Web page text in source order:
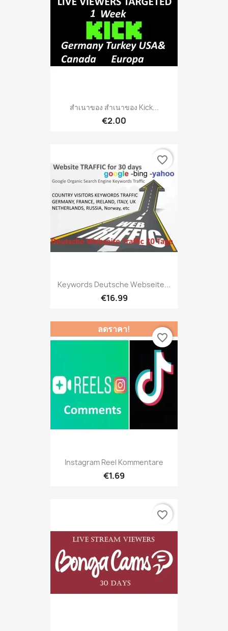
สำเนาของ สำเนาของ Kick...
€2.00
Keywords Deutsche Webseite...
€16.99
favorite_border
Instagram Reel Kommentare
€1.69
ลดราคา!
favorite_border
favorite_border